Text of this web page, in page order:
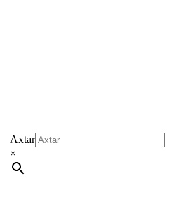
Axtar
×